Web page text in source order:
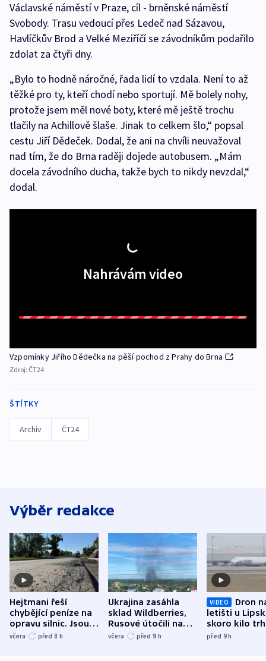
Václavské náměstí v Praze, cíl - brněnské náměstí
Svobody. Trasu vedoucí přes Ledeč nad Sázavou,
Havlíčkův Brod a Velké Meziříčí se závodníkům podařilo
zdolat za čtyři dny.
„Bylo to hodně náročné, řada lidí to vzdala. Není to až
těžké pro ty, kteří chodí nebo sportují. Mě bolely nohy,
protože jsem měl nové boty, které mě ještě trochu
tlačily na Achillově šlaše. Jinak to celkem šlo,“ popsal
cestu Jiří Dědeček. Dodal, že ani na chvíli neuvažoval
nad tím, že do Brna raději dojede autobusem. „Mám
docela závodního ducha, takže bych to nikdy nevzdal,“
dodal.
Nahrávám video
Vzpomínky Jiřího Dědečka na pěší pochod z Prahy do Brna
Zdroj: ČT24
ŠTÍTKY
Archiv ČT24
Výběr redakce
Hejtmani řeší
chybějící peníze na
opravu silnic. Jsou
nenárokové, namítá
včera před 8 h
Ukrajina zasáhla
sklad Wildberries,
Rusové útočili na
trh, hasiče či
včera před 9 h
VIDEO
Dron
letišti u
skoro kilo
indicie
před 9h